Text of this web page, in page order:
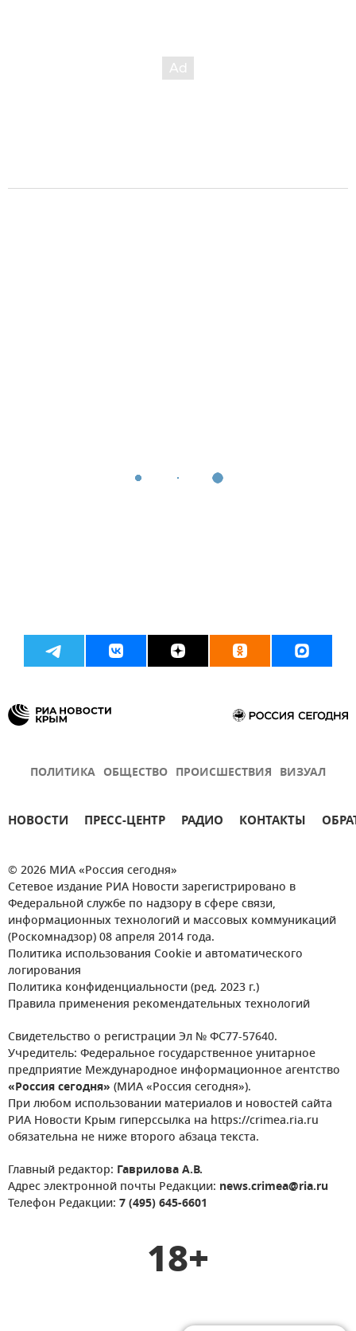
ПОЛИТИКА ОБЩЕСТВО ПРОИСШЕСТВИЯ ВИЗУАЛ
НОВОСТИ ПРЕСС-ЦЕНТР РАДИО КОНТАКТЫ
© 2026 МИА «Россия сегодня»
Сетевое издание РИА Новости зарегистрировано в
Федеральной службе по надзору в сфере связи,
информационных технологий и массовых коммуникаций
(Роскомнадзор) 08 апреля 2014 года.
Политика использования Cookie и автоматического
логирования
Политика конфиденциальности (ред. 2023 г.)
Правила применения рекомендательных технологий
Свидетельство о регистрации Эл № ФС77-57640.
Учредитель: Федеральное государственное унитарное
предприятие Международное информационное агентство
«Россия сегодня» (МИА «Россия сегодня»).
При любом использовании материалов и новостей сайта
РИА Новости Крым гиперссылка на https://crimea.ria.ru
обязательна не ниже второго абзаца текста.
Главный редактор: Гаврилова А.В.
Адрес электронной почты Редакции: news.crimea@ria.ru
Телефон Редакции: 7 (495) 645-6601
18+